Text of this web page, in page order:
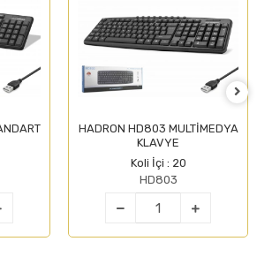
HADRON HD803 MULTİMEDYA
KLAVYE
Koli İçi : 20
HD803